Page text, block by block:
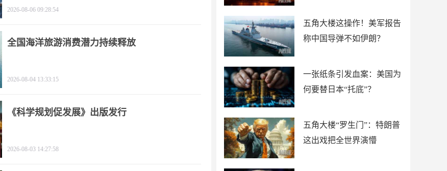
五角大楼这操作！美军报告
称中国导弹不如伊朗？
一张纸条引发血案：美国为
何要替日本“托底”？
五角大楼“罗生门”：特朗普
这出戏把全世界演懵
2026-08-06 09:28:54
全国海洋旅游消费潜力持续释放
2026-08-04 13:33:15
《科学规划促发展》出版发行
2026-08-03 14:27:58